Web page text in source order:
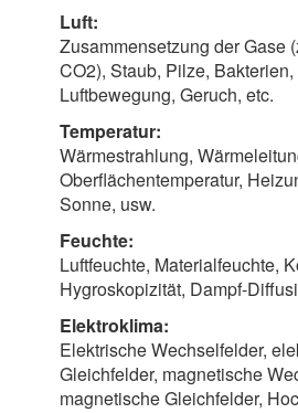
Luft:
Zusammensetzung der Gase
CO2), Staub, Pilze,
Luftbewegung, Geruch, etc.
Temperatur:
Wärmestrahlung,
Oberflächentemperatur,
Sonne, usw.
Feuchte:
Luftfeuchte, Materialfeuchte,
Hygroskopizität, Dampf-
Elektroklima:
Elektrische Wechselfelder,
Gleichfelder, magnetische
magnetische Gleichfelder,